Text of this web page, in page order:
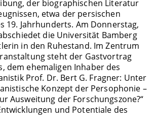
der biographischen Literatur
etwa der persischen
19. Jahrhunderts. Am Donnerstag,
die Universität Bamberg
in den Ruhestand. Im Zentrum
steht der Gastvortrag
dem ehemaligen Inhaber des
Prof. Dr. Bert G. Fragner: Unter
Konzept der Persophonie –
Ausweitung der Forschungszone?“
und Potentiale des